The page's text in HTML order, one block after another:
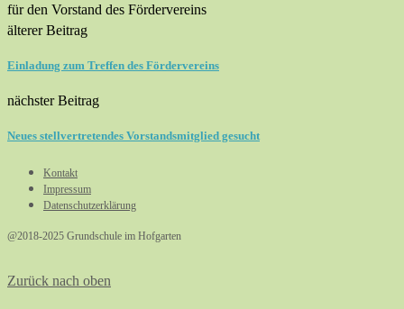
für den Vorstand des Fördervereins
älterer Beitrag
Einladung zum Treffen des Fördervereins
nächster Beitrag
Neues stellvertretendes Vorstandsmitglied gesucht
Kontakt
Impressum
Datenschutzerklärung
@2018-2025 Grundschule im Hofgarten
Zurück nach oben